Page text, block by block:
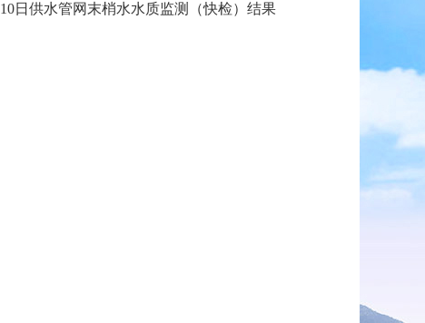
10日 供水管网末梢水水质监测（快检）结果